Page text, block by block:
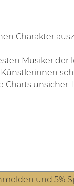
Charakter
Musiker
unsicher.
und 5%